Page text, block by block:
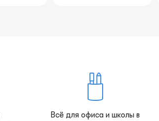
Всё для офиса и школы в